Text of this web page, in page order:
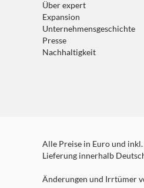
Über expert
Expansion
Unternehmensgeschichte
Presse
Nachhaltigkeit
Alle Preise in Euro und
Lieferung innerhalb
Änderungen und Irrtümer